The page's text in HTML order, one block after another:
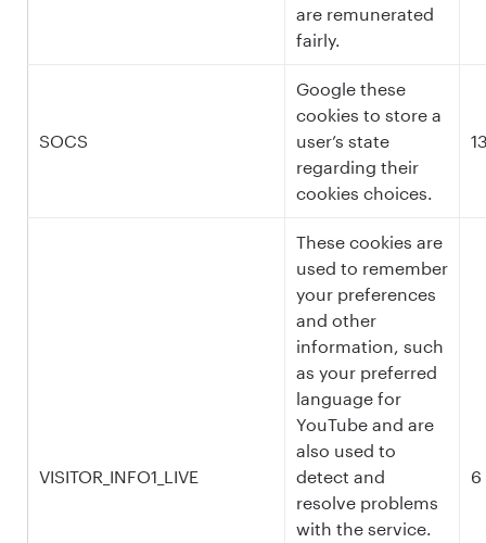
are remunerated
fairly.
SOCS
Google these
cookies to store a
user’s state
regarding their
cookies choices.
VISITOR_INFO1_LIVE
These cookies are
used to remember
your preferences
and other
information, such
as your preferred
language for
YouTube and are
also used to
detect and
resolve problems
with the service.
6